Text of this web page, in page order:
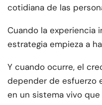
cotidiana de las
Cuando la experiencia
estrategia empieza a
Y cuando ocurre, el
depender de esfuerzo
en un sistema vivo